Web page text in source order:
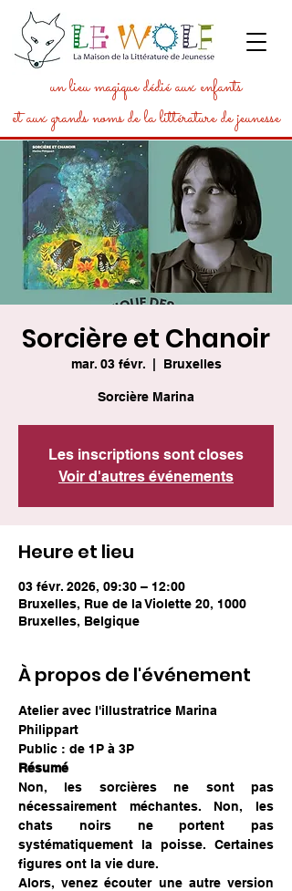
un lieu magique dédié aux enfants
et aux grands noms de la littérature de jeunesse
Sorcière et Chanoir
mar. 03 févr.
  |
Bruxelles
Sorcière Marina
Les inscriptions sont closes
Voir d'autres événements
Heure et lieu
03 févr. 2026, 09:30 – 12:00
Bruxelles, Rue de la Violette 20, 1000
Bruxelles, Belgique
À propos de l'événement
Atelier avec l'illustratrice Marina
Philippart
Public : de 1P à 3P
Résumé
Non, les sorcières ne sont pas
nécessairement méchantes. Non, les
chats noirs ne portent pas
systématiquement la poisse. Certaines
figures ont la vie dure.
Alors, venez écouter une autre version